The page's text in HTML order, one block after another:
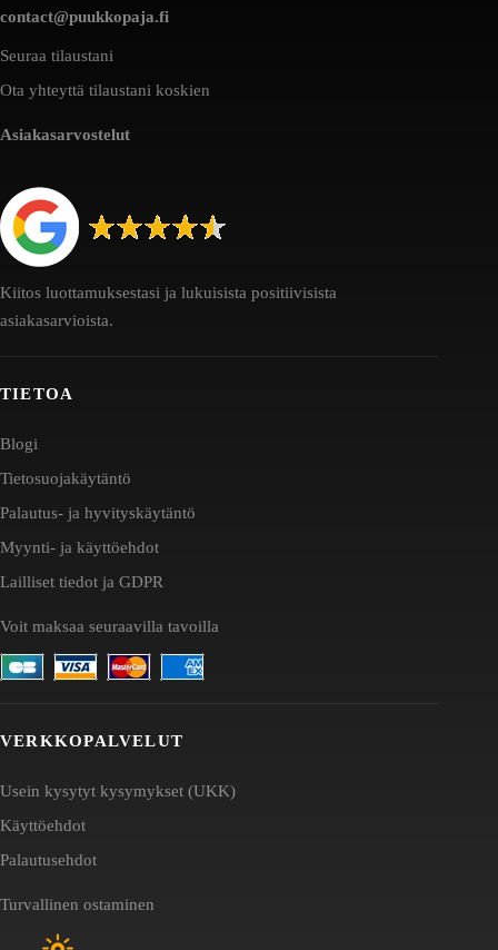
contact@puukkopaja.fi
Seuraa tilaustani
Ota yhteyttä tilaustani koskien
Asiakasarvostelut
Kiitos luottamuksestasi ja lukuisista positiivisista
asiakasarvioista.
TIETOA
Blogi
Tietosuojakäytäntö
Palautus- ja hyvityskäytäntö
Myynti- ja käyttöehdot
Lailliset tiedot ja GDPR
Voit maksaa seuraavilla tavoilla
VERKKOPALVELUT
Usein kysytyt kysymykset (UKK)
Käyttöehdot
Palautusehdot
Turvallinen ostaminen